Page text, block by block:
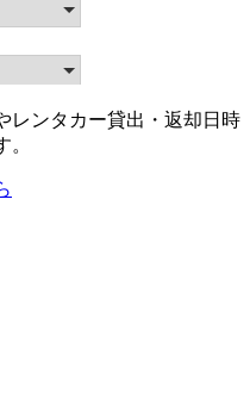
レンタカー貸出・返却日時